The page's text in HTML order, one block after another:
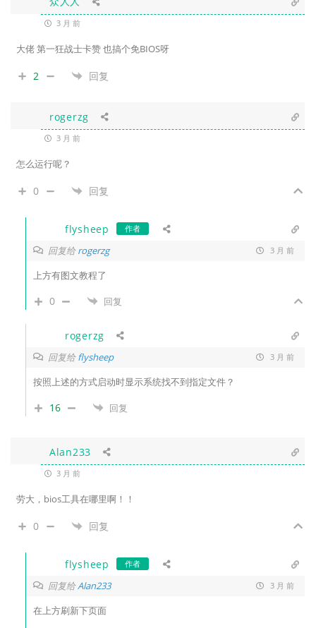
3 月 前
大佬 第一狂战士卡赞 也搞个免BIOS呀
2 回复
rogerzg
3 月 前
怎么运行呢？
0 回复
flysheep 作者
回复给rogerzg 3 月 前
上方有图文教程了
0 回复
rogerzg
回复给flysheep 3 月 前
按照上述的方式启动时显示系统找不到指定文件？
16 回复
Alan233
3 月 前
劳大，bios工具在哪里啊！！
0 回复
flysheep 作者
回复给Alan233 3 月 前
在上方刷新下页面